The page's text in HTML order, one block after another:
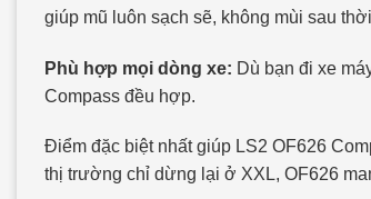
giúp mũ luôn sạch sẽ, không mùi sau
Phù hợp mọi dòng xe: Dù bạn đi xe
Compass đều hợp.
Điểm đặc biệt nhất giúp LS2 OF626
thị trường chỉ dừng lại ở XXL, OF626